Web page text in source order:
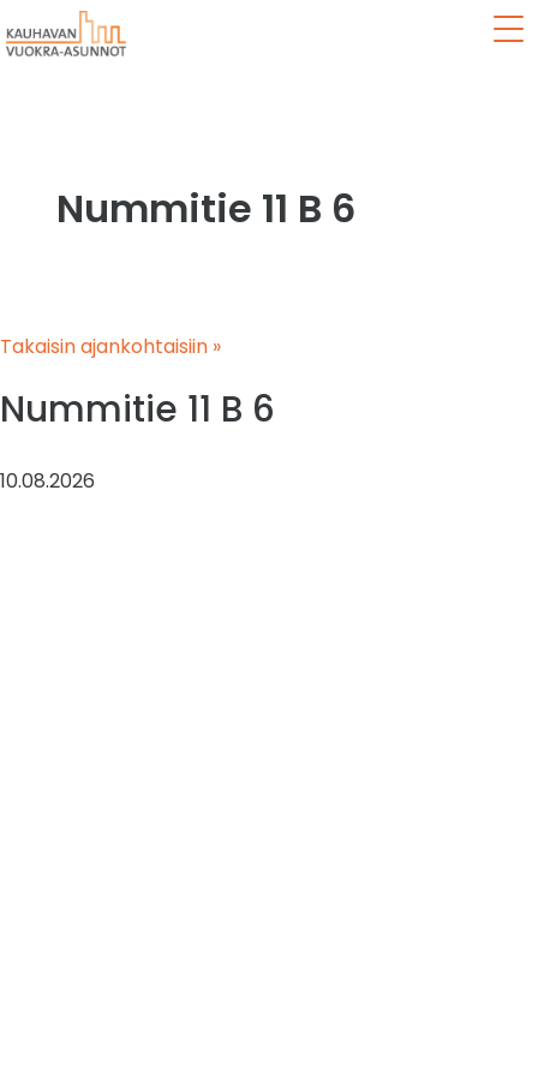
Nummitie 11 B 6
Takaisin ajankohtaisiin »
Nummitie 11 B 6
10.08.2026